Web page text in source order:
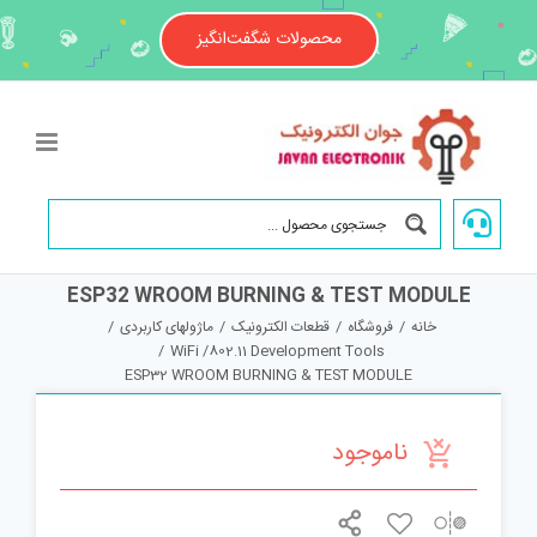
content
محصولات شگفت‌انگیز
ESP32 WROOM BURNING & TEST MODULE
خانه / فروشگاه / قطعات الکترونیک / ماژولهای کاربردی /
WiFi /802.11 Development Tools
/
ESP32 WROOM BURNING & TEST MODULE
ناموجود